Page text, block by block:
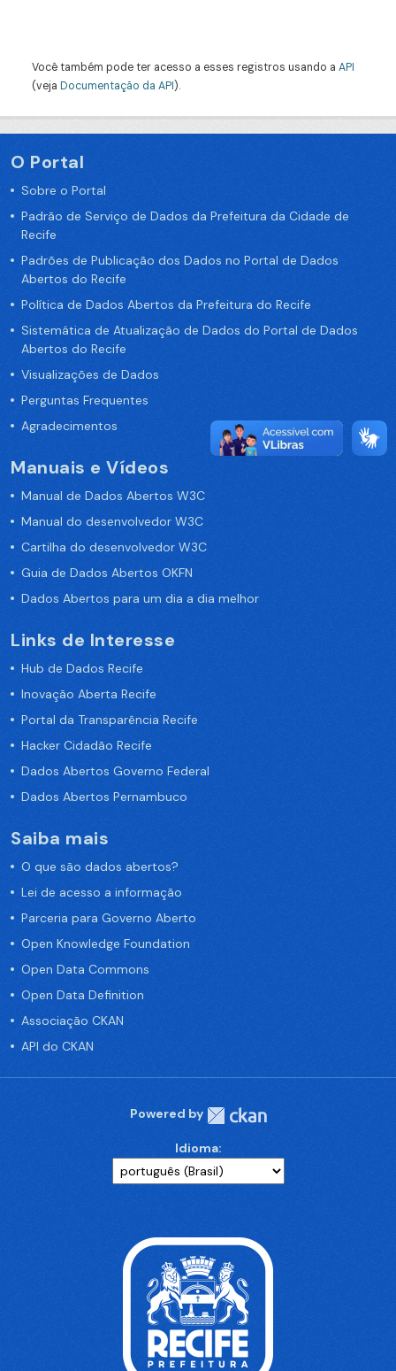
Você também pode ter acesso a esses registros usando a API
(veja Documentação da API).
O Portal
Sobre o Portal
Padrão de Serviço de Dados da Prefeitura da Cidade de
Recife
Padrões de Publicação dos Dados no Portal de Dados
Abertos do Recife
Política de Dados Abertos da Prefeitura do Recife
Sistemática de Atualização de Dados do Portal de Dados
Abertos do Recife
Visualizações de Dados
Perguntas Frequentes
Agradecimentos
Manuais e Vídeos
Manual de Dados Abertos W3C
Manual do desenvolvedor W3C
Cartilha do desenvolvedor W3C
Guia de Dados Abertos OKFN
Dados Abertos para um dia a dia melhor
Links de Interesse
Hub de Dados Recife
Inovação Aberta Recife
Portal da Transparência Recife
Hacker Cidadão Recife
Dados Abertos Governo Federal
Dados Abertos Pernambuco
Saiba mais
O que são dados abertos?
Lei de acesso a informação
Parceria para Governo Aberto
Open Knowledge Foundation
Open Data Commons
Open Data Definition
Associação CKAN
API do CKAN
Powered by
Idioma